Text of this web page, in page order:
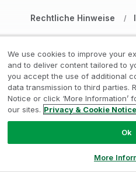
Rechtliche Hinweise /
Marken / Vertrauen /
Nutzungsbedingungen
Meine Daten nicht
© 1993–2026 QlikTech
AB. Alle Rechte vorbehalten
We use cookies to improve your
and to deliver content tailored to
you accept the use of additional
data transmission to third parties.
Notice or click ‘More Information’
our sites. Privacy & Cookie Notice
Ok
More